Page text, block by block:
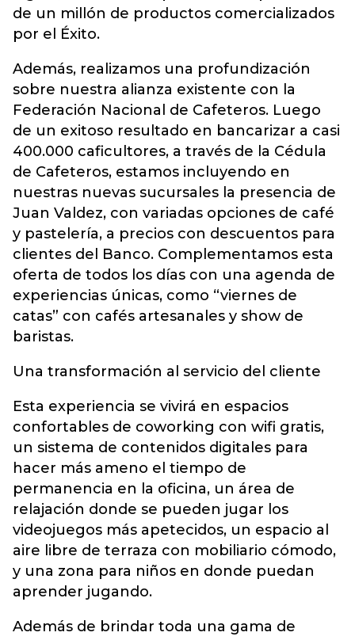
de un millón de productos comercializados
por el Éxito.
Además, realizamos una profundización
sobre nuestra alianza existente con la
Federación Nacional de Cafeteros. Luego
de un exitoso resultado en bancarizar a casi
400.000 caficultores, a través de la Cédula
de Cafeteros, estamos incluyendo en
nuestras nuevas sucursales la presencia de
Juan Valdez, con variadas opciones de café
y pastelería, a precios con descuentos para
clientes del Banco. Complementamos esta
oferta de todos los días con una agenda de
experiencias únicas, como “viernes de
catas” con cafés artesanales y show de
baristas.
Una transformación al servicio del cliente
Esta experiencia se vivirá en espacios
confortables de coworking con wifi gratis,
un sistema de contenidos digitales para
hacer más ameno el tiempo de
permanencia en la oficina, un área de
relajación donde se pueden jugar los
videojuegos más apetecidos, un espacio al
aire libre de terraza con mobiliario cómodo,
y una zona para niños en donde puedan
aprender jugando.
Además de brindar toda una gama de